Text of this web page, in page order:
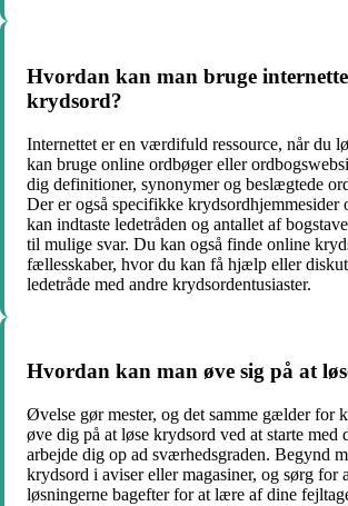
Hvordan kan man bruge
krydsord?
Internettet er en værdifuld ressource, når du
kan bruge online ordbøger eller
dig definitioner, synonymer og beslægtede
Der er også specifikke krydsordhjemmesider
kan indtaste ledetråden og antallet af
til mulige svar. Du kan også finde online
fællesskaber, hvor du kan få hjælp eller
ledetråde med andre krydsordentusiaster.
Hvordan kan man øve sig på at
Øvelse gør mester, og det samme gælder for
øve dig på at løse krydsord ved at starte med
arbejde dig op ad sværhedsgraden. Begynd
krydsord i aviser eller magasiner, og sørg for
løsningerne bagefter for at lære af dine